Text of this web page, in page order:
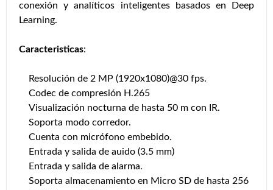
conexión y analíticos inteligentes basados en Deep
Learning.
Caracteristicas:
Resolución de 2 MP (1920x1080)@30 fps.
Codec de compresión H.265
Visualización nocturna de hasta 50 m con IR.
Soporta modo corredor.
Cuenta con micrófono embebido.
Entrada y salida de auido (3.5 mm)
Entrada y salida de alarma.
Soporta almacenamiento en Micro SD de hasta 256